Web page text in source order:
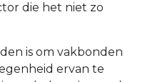
die het niet zo
is om vakbonden
ervan te